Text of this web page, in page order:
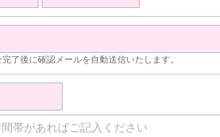
了後に確認メールを自動送信いたします。
帯があればご記入ください